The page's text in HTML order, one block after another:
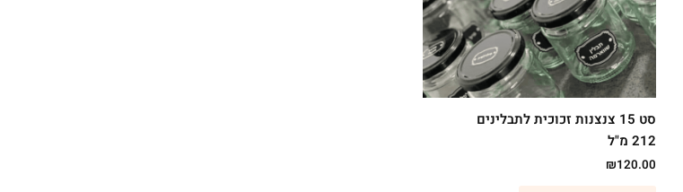
סט 15 צנצנות זכוכית לתבלינים
212 מ"ל
₪120.00